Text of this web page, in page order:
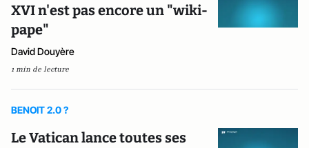
XVI n'est pas encore un "wiki-
pape"
David Douyère
1 min de lecture
BENOIT 2.0 ?
Le Vatican lance toutes ses